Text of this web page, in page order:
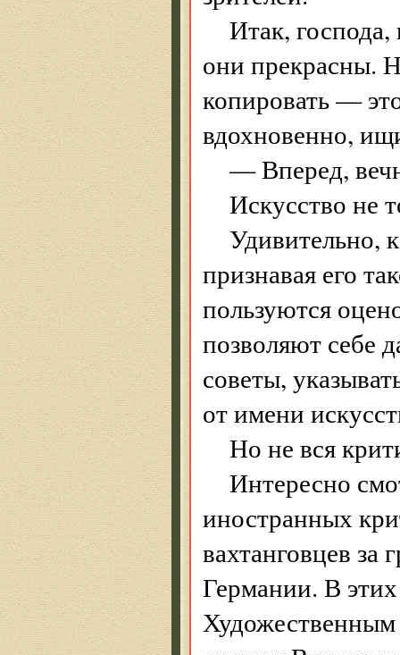
Итак,
они прекрасны.
копировать —
вдохновенно,
— Вперед,
Искусство не
Удивительно,
признавая его
пользуются
позволяют себе
советы,
от имени
Но не вся
Интересно
иностранных
вахтанговцев
Германии. В
Художественным